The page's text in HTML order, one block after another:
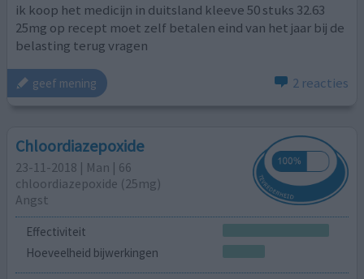
ik koop het medicijn in duitsland kleeve 50 stuks 32.63
25mg op recept moet zelf betalen eind van het jaar bij de
belasting terug vragen
geef mening 2 reacties
Chloordiazepoxide
23-11-2018 | Man | 66
chloordiazepoxide (25mg)
Angst
Effectiviteit
Hoeveelheid bijwerkingen